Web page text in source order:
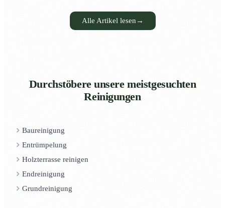
Alle Artikel lesen →
Durchstöbere unsere meistgesuchten
Reinigungen
Baureinigung
Entrümpelung
Holzterrasse reinigen
Endreinigung
Grundreinigung